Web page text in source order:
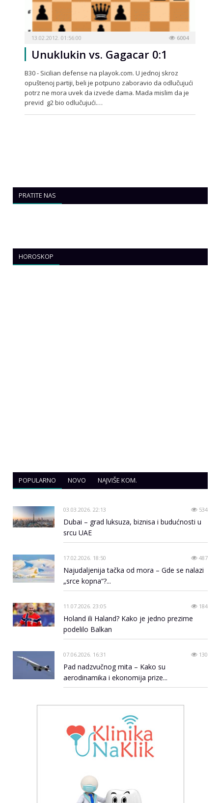
13.02.2012. 01:56:00 6004
Unuklukin vs. Gagacar 0:1
B30 - Sicilian defense na playok.com. U jednoj skroz
opuštenoj partiji, beli je potpuno zaboravio da odlučujući
potrz ne mora uvek da izvede dama. Mada mislim da je
previd g2 bio odlučujući.…
PRATITE NAS
HOROSKOP
POPULARNO NOVO NAJVIŠE KOM.
03.03.2026. 22:13 534
Dubai – grad luksuza, biznisa i budućnosti u
srcu UAE
17.02.2026. 18:50 487
Najudaljenija tačka od mora – Gde se nalazi
„srce kopna“?...
11.07.2026. 23:05 184
Holand ili Haland? Kako je jedno prezime
podelilo Balkan
07.06.2026. 16:31 130
Pad nadzvučnog mita – Kako su
aerodinamika i ekonomija prize...